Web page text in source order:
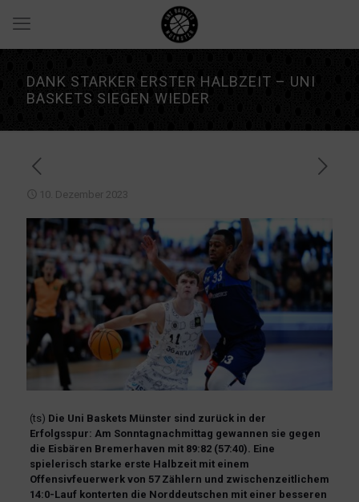
DANK STARKER ERSTER HALBZEIT – UNI
BASKETS SIEGEN WIEDER
10. Dezember 2023
(ts) Die Uni Baskets Münster sind zurück in der
Erfolgsspur: Am Sonntagnachmittag gewannen sie gegen
die Eisbären Bremerhaven mit 89:82 (57:40). Eine
spielerisch starke erste Halbzeit mit einem
Offensivfeuerwerk von 57 Zählern und zwischenzeitlichem
14:0-Lauf konterten die Norddeutschen mit einer besseren